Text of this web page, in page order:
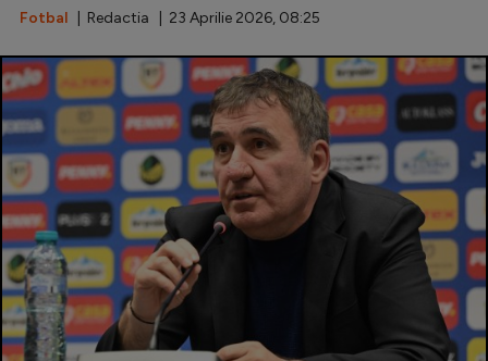
Fotbal | Redactia | 23 Aprilie 2026, 08:25